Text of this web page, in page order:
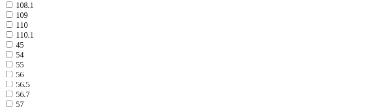
108.1
109
110
110.1
45
54
55
56
56.5
56.7
57